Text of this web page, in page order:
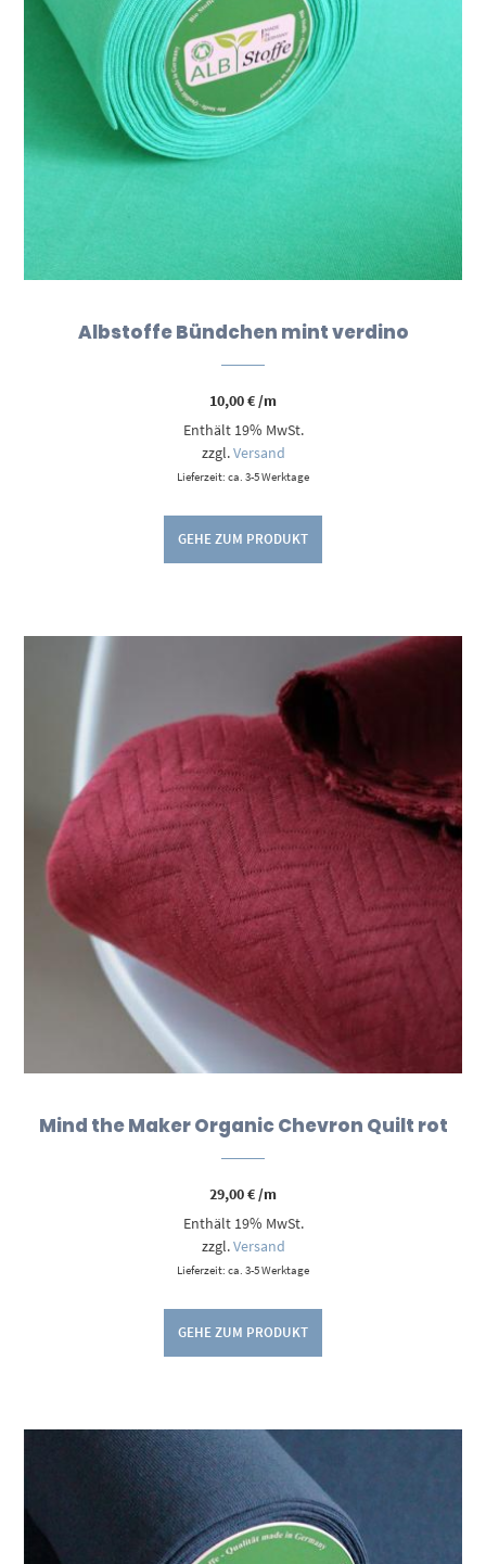
Albstoffe Bündchen mint verdino
10,00€/m
Enthält 19% MwSt.
zzgl.Versand
Lieferzeit: ca. 3-5 Werktage
GEHE ZUM PRODUKT
Mind the Maker Organic Chevron Quilt rot
29,00€/m
Enthält 19% MwSt.
zzgl.Versand
Lieferzeit: ca. 3-5 Werktage
GEHE ZUM PRODUKT